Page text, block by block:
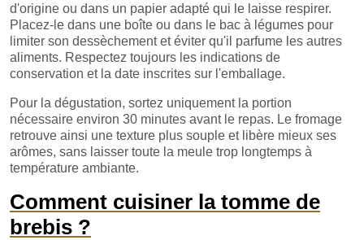
d'origine ou dans un papier adapté qui le laisse respirer.
Placez-le dans une boîte ou dans le bac à légumes pour
limiter son dessèchement et éviter qu'il parfume les autres
aliments. Respectez toujours les indications de
conservation et la date inscrites sur l'emballage.
Pour la dégustation, sortez uniquement la portion
nécessaire environ 30 minutes avant le repas. Le fromage
retrouve ainsi une texture plus souple et libère mieux ses
arômes, sans laisser toute la meule trop longtemps à
température ambiante.
Comment cuisiner la tomme de
brebis ?